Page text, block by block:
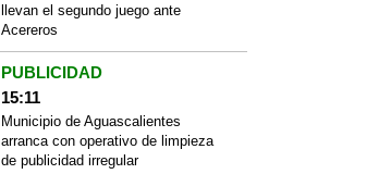
llevan el segundo juego ante
Acereros
PUBLICIDAD
15:11
Municipio de Aguascalientes
arranca con operativo de limpieza
de publicidad irregular